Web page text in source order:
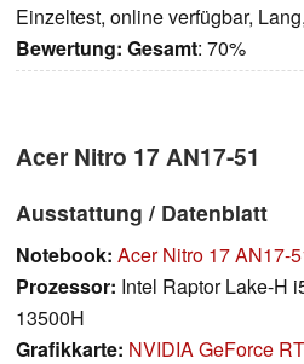
Einzeltest, online verfügbar,
Bewertung: Gesamt: 70%
Acer Nitro 17 AN17-51
Ausstattung / Datenblatt
Notebook: Acer Nitro 17 AN17-
Prozessor: Intel Raptor Lake-H
13500H
Grafikkarte: NVIDIA GeForce